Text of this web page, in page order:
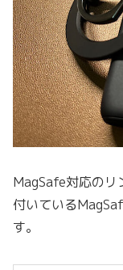
MagSafe対応のリ
付いている
す。